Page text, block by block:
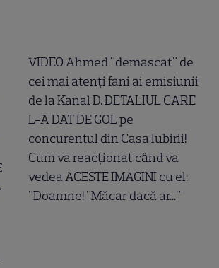
VIDEO Ahmed "demascat" de
cei mai atenți fani ai emisiunii
de la Kanal D. DETALIUL CARE
L-A DAT DE GOL pe
concurentul din Casa Iubirii!
Cum va reacționat când va
vedea ACESTE IMAGINI cu el:
"Doamne! "Măcar dacă ar..."